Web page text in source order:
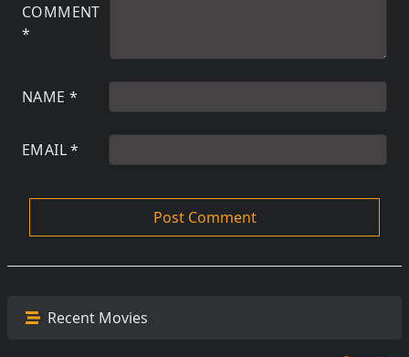
COMMENT
*
NAME *
EMAIL*
Recent Movies